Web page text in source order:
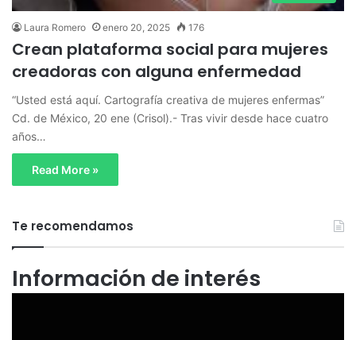
Laura Romero enero 20, 2025 176
Crean plataforma social para mujeres
creadoras con alguna enfermedad
“Usted está aquí. Cartografía creativa de mujeres enfermas”
Cd. de México, 20 ene (Crisol).- Tras vivir desde hace cuatro
años…
Read More »
Te recomendamos
Información de interés